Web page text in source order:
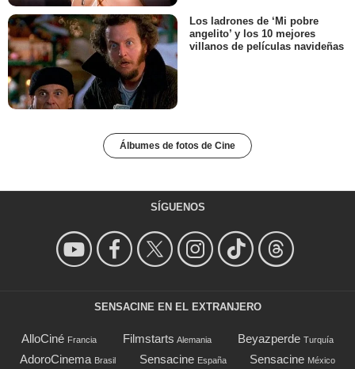
Los ladrones de ‘Mi pobre
angelito’ y los 10 mejores
villanos de películas navideñas
Álbumes de fotos de Cine
SÍGUENOS
SENSACINE EN EL EXTRANJERO
AlloCiné Francia Filmstarts Alemania Beyazperde Turquía
AdoroCinema Brasil Sensacine España Sensacine México